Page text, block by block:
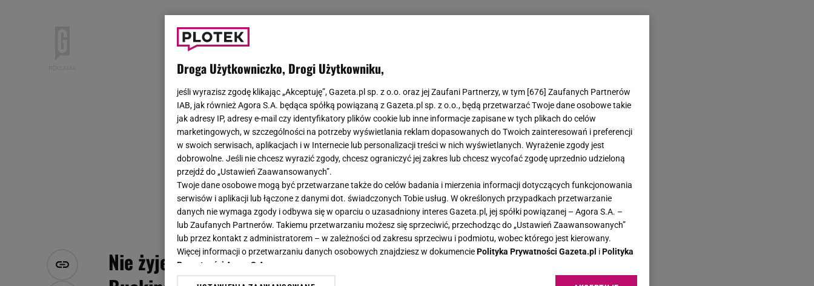
Nie żyje członek brytyjskiej rodziny królewskiej. Pałac
Droga Użytkowniczko, Drogi Użytkowniku,
jeśli wyrazisz zgodę klikając „Akceptuję”, Gazeta.pl sp. z o.o. oraz jej Zaufani Partnerzy, w tym [676] Zaufanych Partnerów
IAB, jak również Agora S.A. będąca spółką powiązaną z Gazeta.pl sp. z o.o., będą przetwarzać Twoje dane osobowe takie
jak adresy IP, adresy e-mail czy identyfikatory plików cookie lub inne informacje zapisane w tych plikach do celów
marketingowych, w szczególności na potrzeby wyświetlania reklam dopasowanych do Twoich zainteresowań i preferencji
w swoich serwisach, aplikacjach i w Internecie lub personalizacji treści w nich wyświetlanych. Wyrażenie zgody jest
dobrowolne. Jeśli nie chcesz wyrazić zgody, chcesz ograniczyć jej zakres lub chcesz wycofać zgodę uprzednio udzieloną
przejdź do „Ustawień Zaawansowanych”.
Twoje dane osobowe mogą być przetwarzane także do celów badania i mierzenia informacji dotyczących funkcjonowania
serwisów i aplikacji lub łączone z danymi dot. świadczonych Tobie usług. W określonych przypadkach przetwarzanie
danych nie wymaga zgody i odbywa się w oparciu o uzasadniony interes Gazeta.pl, jej spółki powiązanej – Agora S.A. –
lub Zaufanych Partnerów. Takiemu przetwarzaniu możesz się sprzeciwić, przechodząc do „Ustawień Zaawansowanych”
lub przez kontakt z administratorem – w zależności od zakresu sprzeciwu i podmiotu, wobec którego jest kierowany.
Więcej informacji o przetwarzaniu danych osobowych znajdziesz w dokumenciePolityka Prywatności Gazeta.pl iPolityka
Prywatności Agora S.A.